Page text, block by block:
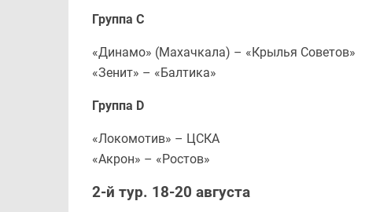
Группа С
«Динамо» (Махачкала) – «Крылья Советов»
«Зенит» – «Балтика»
Группа D
«Локомотив» – ЦСКА
«Акрон» – «Ростов»
2-й тур. 18-20 августа